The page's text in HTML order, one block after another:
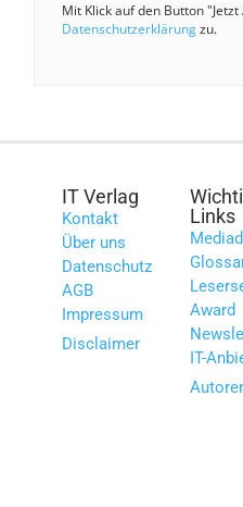
Mit Klick auf den Button
Datenschutzerklärungzu.
IT Verlag
Kontakt
Über uns
Datenschutz
AGB
Impressum
Disclaimer
Links
Award
IT-